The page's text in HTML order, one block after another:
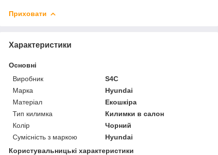
Приховати
Характеристики
Основні
Виробник
S4C
Марка
Hyundai
Матеріал
Екошкіра
Тип килимка
Килимки в салон
Колір
Чорний
Сумісність з маркою
Hyundai
Користувальницькі характеристики